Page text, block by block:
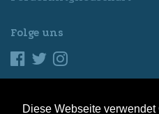
Diese Webseite verwendet
Folge uns